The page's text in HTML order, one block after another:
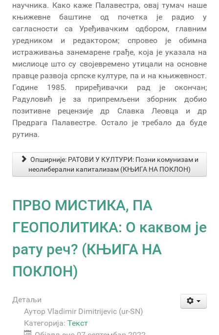
научника. Како каже Палавестра, овај тумач наше
књижевне баштине од почетка је радио у
сагласности са Уређивачким одбором, главним
уредником и редактором; спровео је обимна
истраживања занемарене грађе, која је указала на
мислиоце што су својевремено утицали на основне
правце развоја српске културе, па и на књижевност.
Године 1985. приређивачки рад је окончан;
Радуловић је за припремљени зборник добио
позитивне рецензије др Славка Леовца и др
Предрага Палавестре. Остало је требало да буде
рутина.
Опширније: РАТОВИ У КУЛТУРИ: Позни комунизам и
неолиберални капитализам (КЊИГА НА ПОКЛОН)
ПРВО МИСТИКА, ПА
ГЕОПОЛИТИКА: О каквом је
рату реч? (КЊИГА НА
ПОКЛОН)
Детаљи
Аутор Vladimir Dimitrijevic (ur-SN)
Категорија: Текст